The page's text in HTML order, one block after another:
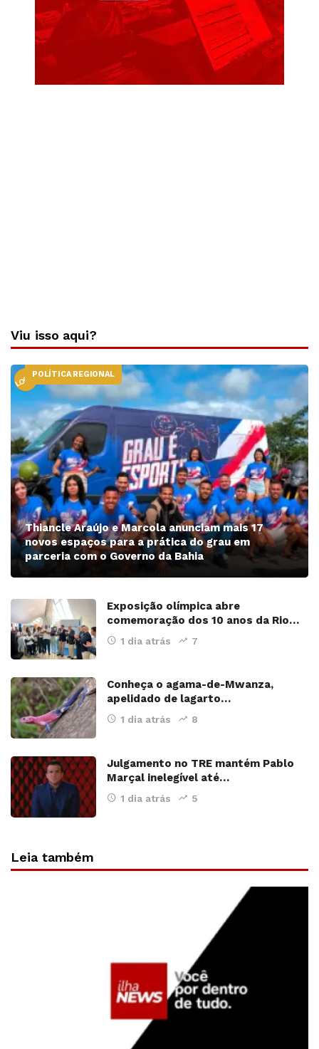
Viu isso aqui?
LOCALPOLÍTICA REGIONAL
Thiancle Araújo e Marcola anunciam mais 17
novos espaços para a prática do grau em
parceria com o Governo da Bahia
Exposição olímpica abre
comemoração dos 10 anos da Rio…
1 dia atrás 7
Conheça o agama-de-Mwanza,
apelidado de lagarto…
1 dia atrás 8
Julgamento no TRE mantém Pablo
Marçal inelegível até…
1 dia atrás 5
Leia também